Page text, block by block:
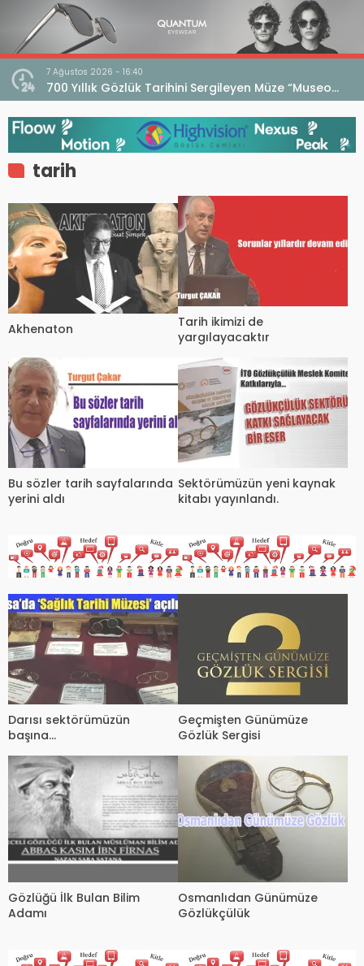
7 Ağustos 2026 - 16:40
700 Yıllık Gözlük Tarihini Sergileyen Müze “Museo
dell’Occhiale”
tarih
Akhenaton
Tarih ikimizi de
yargılayacaktır
Bu sözler tarih sayfalarında
yerini aldı
Sektörümüzün yeni kaynak
kitabı yayınlandı.
Darısı sektörümüzün
başına…
Geçmişten Günümüze
Gözlük Sergisi
Gözlüğü İlk Bulan Bilim
Adamı
Osmanlıdan Günümüze
Gözlükçülük